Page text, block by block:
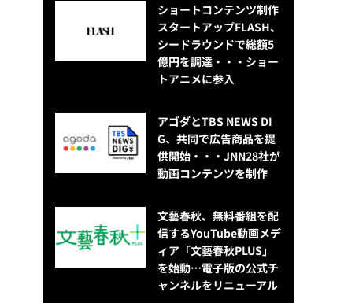
ショートコンテンツ制作
スタートアップFLASH、
シードラウンドで総額5
億円を調達・・・ショー
トアニメに参入
アゴダとTBS NEWS DI
G、共同で広告商品を提
供開始・・・JNN28社が
動画コンテンツを制作
文藝春秋、無料番組を配
信するYouTube動画メデ
ィア「文藝春秋PLUS」
を始動…電子版の公式チ
ャンネルをリニューアル